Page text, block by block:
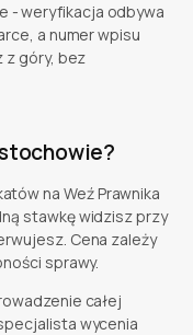
- weryfikacja odbywa
a numer wpisu
z góry, bez
na Weź Prawnika
stawkę widzisz przy
Cena zależy
sprawy.
całej
wycenia